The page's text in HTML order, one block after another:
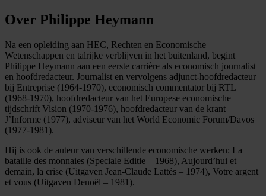
Over Philippe Heymann
Na een opleiding aan HEC, Rechten en Economische
Wetenschappen en talrijke verblijven in het buitenland, begint
Philippe Heymann aan een eerste carrière als economisch journalist
en hoofdredacteur. Journalist en vervolgens adjunct-hoofdredacteur
bij Entreprise (1964-1970), economisch commentator bij RTL
(1968-1970), hoofdredacteur van het Europese economische
tijdschrift Vision (1970-1976), hoofdredacteur van de krant
J’Informe (1977), adviseur van het World Economic Forum/Davos
(1977-1981).
Hij is ook de auteur van verschillende economische werken: La
bataille des monnaies (Speciale Editie – 1968), Aujourd’hui et
demain, la crise (Uitgaven Jean-Claude Lattés – 1974), Votre argent
et vous (Uitgaven Denoël – 1981).